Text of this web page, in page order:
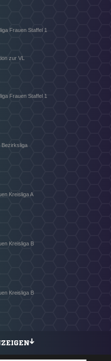
Frauen Staffel 1
zur VL
Frauen Staffel 1
Bezirksliga
Kreisliga A
Kreisliga B
Kreisliga B